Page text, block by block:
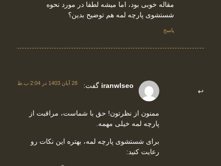
مقاله خوبی بود، اما میشه لطفا در مورد نحوه
شستشوی پارچه لمه هم توضیح بدین؟
پاسخ
iranwlseo گفت: 28 آبان 1403 در 2:04 ب.ظ
ممنون از نظرتون! حق با شماست، مراقبت از
پارچه لمه خیلی مهمه.
برای شستشوی پارچه لمه، بهتره این نکات رو
رعایت کنید: